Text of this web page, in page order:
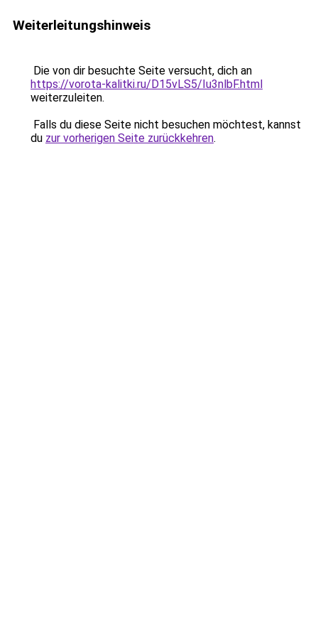
Weiterleitungshinweis
Die von dir besuchte Seite versucht, dich an
https://vorota-kalitki.ru/D15vLS5/Iu3nlbF.html
weiterzuleiten.
Falls du diese Seite nicht besuchen möchtest, kannst
du zur vorherigen Seite zurückkehren.